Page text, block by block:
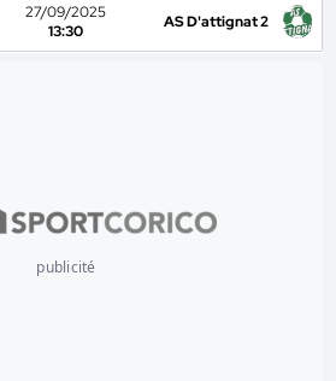
27/09/2025
13:30
AS D'attignat 2
publicité